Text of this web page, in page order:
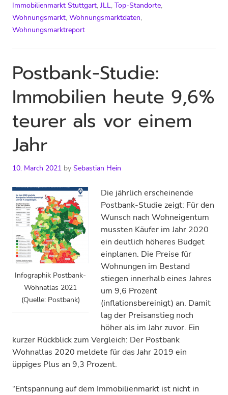
Immobilienmarkt Stuttgart, JLL, Top-Standorte,
Wohnungsmarkt, Wohnungsmarktdaten,
Wohnungsmarktreport
Postbank-Studie:
Immobilien heute 9,6%
teurer als vor einem
Jahr
10. March 2021 by Sebastian Hein
Infographik Postbank-
Wohnatlas 2021
(Quelle: Postbank)
Die jährlich erscheinende
Postbank-Studie zeigt: Für den
Wunsch nach Wohneigentum
mussten Käufer im Jahr 2020
ein deutlich höheres Budget
einplanen. Die Preise für
Wohnungen im Bestand
stiegen innerhalb eines Jahres
um 9,6 Prozent
(inflationsbereinigt) an. Damit
lag der Preisanstieg noch
höher als im Jahr zuvor. Ein
kurzer Rückblick zum Vergleich: Der Postbank
Wohnatlas 2020 meldete für das Jahr 2019 ein
üppiges Plus an 9,3 Prozent.
“Entspannung auf dem Immobilienmarkt ist nicht in